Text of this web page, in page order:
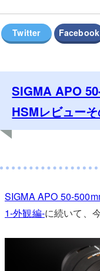
SIGMA APO
HSMレビュー
SIGMA APO 50-
1-外観編-に続いて、